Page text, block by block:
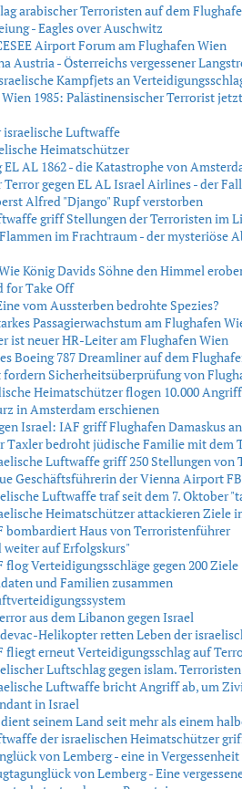
arabischer Terroristen auf dem
- Eagles over Auschwitz
Airport Forum am Flughafen Wien
Austria - Österreichs vergessener
Kampfjets an
1985: Palästinensischer Terrorist
Luftwaffe
Heimatschützer
AL 1862 - die Katastrophe von
gegen EL AL Israel Airlines - der
Alfred "Django" Rupf verstorben
griff Stellungen der Terroristen im
im Frachtraum - der mysteriöse
König Davids Söhne den Himmel
for Take Off
vom Aussterben bedrohte Spezies?
Passagierwachstum am Flughafen
ist neuer HR-Leiter am Flughafen Wien
Boeing 787 Dreamliner auf dem
Sicherheitsüberprüfung von
Heimatschützer flogen 10.000
in Amsterdam erschienen
Israel: IAF griff Flughafen Damaskus an
Taxler bedroht jüdische Familie mit dem
Luftwaffe griff 250 Stellungen von
Geschäftsführerin der Vienna Airport
Luftwaffe traf seit dem 7. Oktober
Heimatschützer attackieren Ziele
bombardiert Haus von Terroristenführer
auf Erfolgskurs"
Verteidigungsschläge gegen 200 Ziele
und Familien zusammen
aus dem Libanon gegen Israel
Helikopter retten Leben der
fliegt erneut Verteidigungsschlag auf
Luftschlag gegen islam.
Luftwaffe bricht Angriff ab, um
in Israel
seinem Land seit mehr als einem
der israelischen Heimatschützer
von Lemberg - eine in
von Lemberg - Eine